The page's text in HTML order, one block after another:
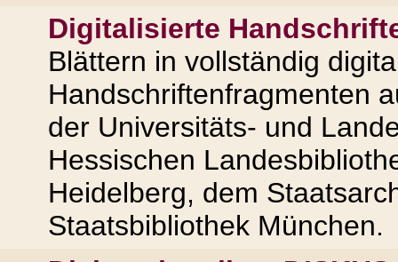
Digitalisierte
Blättern in vollständig
Handschriftenfragmenten
der Universitäts- und
Hessischen
Heidelberg, dem
Staatsbibliothek München.